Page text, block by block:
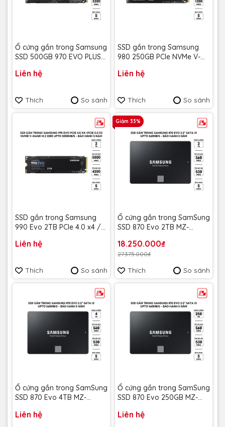
Ổ cứng gắn trong Samsung
SSD 500GB 970 EVO PLUS
Bảo Hành 5 năm
Liên hệ
Thích So sánh
SSD gắn trong Samsung
980 250GB PCIe NVMe V-
2900MB/s MZ-V8V250BW -
Liên hệ
Thích So sánh
SSD gắn trong Samsung
990 Evo 2TB PCIe 4.0 x4 /
M.2 2280 upto 5000MB/s
5 năm
Liên hệ
Thích So sánh
Giảm 33%
Ổ cứng gắn trong SamSung
SSD 870 Evo 2TB MZ-
năm
18.250.000₫
27.375.000₫
Thích So sánh
Ổ cứng gắn trong SamSung
SSD 870 Evo 4TB MZ-
năm
Liên hệ
Ổ cứng gắn trong SamSung
SSD 870 Evo 250GB MZ-
năm
Liên hệ